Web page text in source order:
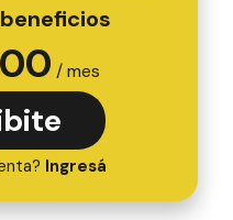
/ mes
Ingresá